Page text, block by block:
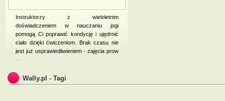
Instruktorzy z wieloletnim
doświadczeniem w nauczaniu jogi
pomogą Ci poprawić kondycję i ujędrnić
ciało dzięki ćwiczeniom. Brak czasu nie
jest już usprawiedliwieniem - zajęcia prow
Wally.pl - Tagi